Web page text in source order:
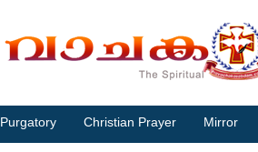
Purgatory Christian Prayer Mirror